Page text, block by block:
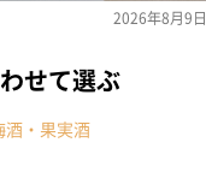
2026年8月9日
せて選ぶ
酒・果実酒